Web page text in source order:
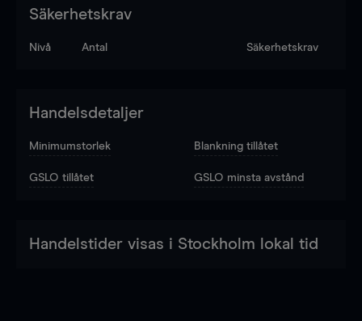
Säkerhetskrav
Nivå Antal Säkerhetskrav
Handelsdetaljer
Minimumstorlek Blankning tillåtet
GSLO tillåtet GSLO minsta avstånd
Handelstider visas i Stockholm lokal tid